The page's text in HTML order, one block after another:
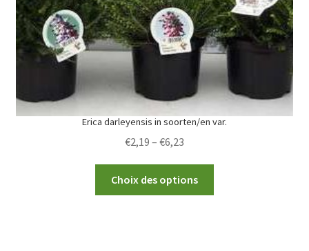
on
the
product
page
Erica darleyensis in soorten/en var.
€2,19 – €6,23
€2,19
through
Choix des options